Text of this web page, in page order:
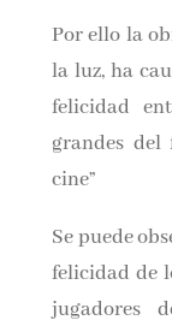
Por ello la
la luz, ha
felicidad
grandes
cine”
Se puede
felicidad de
jugadores